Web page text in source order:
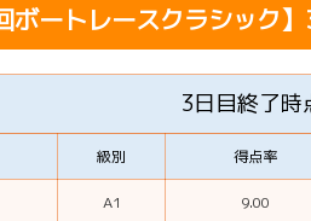
ボートレースクラシック
3日目終了時
級別 得点率
A1 9.00